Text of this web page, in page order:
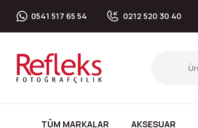
0541 517 65 54 0212 520 30 40
TÜM MARKALAR AKSESUAR